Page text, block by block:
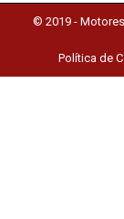
© 2019 -
Política de